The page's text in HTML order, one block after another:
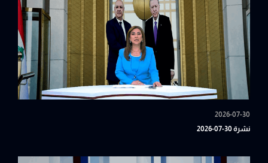
2026-07-30
نشرة 30-07-2026